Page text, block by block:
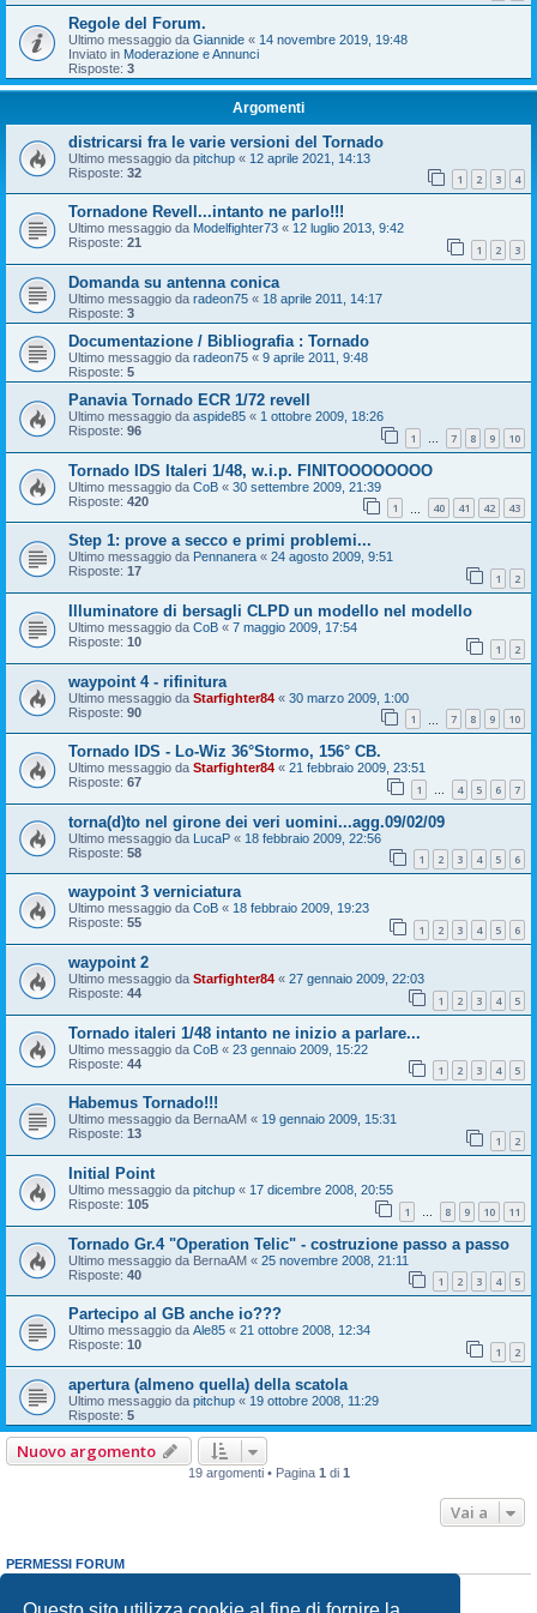
Regole del Forum.
Ultimo messaggio da Giannide « 14 novembre 2019, 19:48
Inviato in Moderazione e Annunci
Risposte: 3
Argomenti
districarsi fra le varie versioni del Tornado
Ultimo messaggio da pitchup « 12 aprile 2021, 14:13
Risposte: 32 1 2 3 4
Tornadone Revell...intanto ne parlo!!!
Ultimo messaggio da Modelfighter73 « 12 luglio 2013, 9:42
Risposte: 21 1 2 3
Domanda su antenna conica
Ultimo messaggio da radeon75 « 18 aprile 2011, 14:17
Risposte: 3
Documentazione / Bibliografia : Tornado
Ultimo messaggio da radeon75 « 9 aprile 2011, 9:48
Risposte: 5
Panavia Tornado ECR 1/72 revell
Ultimo messaggio da aspide85 « 1 ottobre 2009, 18:26
Risposte: 96 1 … 7 8 9 10
Tornado IDS Italeri 1/48, w.i.p. FINITOOOOOOOO
Ultimo messaggio da CoB « 30 settembre 2009, 21:39
Risposte: 420 1 40 41 42 43
Step 1: prove a secco e primi problemi...
Ultimo messaggio da Pennanera « 24 agosto 2009, 9:51
Risposte: 17 1 2
Illuminatore di bersagli CLPD un modello nel modello
Ultimo messaggio da CoB « 7 maggio 2009, 17:54
Risposte: 10 1 2
waypoint 4 - rifinitura
Ultimo messaggio da Starfighter84 « 30 marzo 2009, 1:00
Risposte: 90 1 7 8 9 10
Tornado IDS - Lo-Wiz 36°Stormo, 156° CB.
Ultimo messaggio da Starfighter84 « 21 febbraio 2009, 23:51
Risposte: 67 1 … 4 5 6 7
torna(d)to nel girone dei veri uomini...agg.09/02/09
Ultimo messaggio da LucaP « 18 febbraio 2009, 22:56
Risposte: 58 1 2 3 4 5 6
waypoint 3 verniciatura
Ultimo messaggio da CoB « 18 febbraio 2009, 19:23
Risposte: 55 1 2 3 4 5 6
waypoint 2
Ultimo messaggio da Starfighter84 « 27 gennaio 2009, 22:03
Risposte: 44 1 2 3 4 5
Tornado italeri 1/48 intanto ne inizio a parlare...
Ultimo messaggio da CoB « 23 gennaio 2009, 15:22
Risposte: 44 1 2 3 4 5
Habemus Tornado!!!
Ultimo messaggio da BernaAM « 19 gennaio 2009, 15:31
Risposte: 13 1 2
Initial Point
Ultimo messaggio da pitchup « 17 dicembre 2008, 20:55
Risposte: 105 1 … 8 9 10 11
Tornado Gr.4 "Operation Telic" - costruzione passo a passo
Ultimo messaggio da BernaAM « 25 novembre 2008, 21:11
Risposte: 40 1 2 3 4 5
Partecipo al GB anche io???
Ultimo messaggio da Ale85 « 21 ottobre 2008, 12:34
Risposte: 10 1 2
apertura (almeno quella) della scatola
Ultimo messaggio da pitchup « 19 ottobre 2008, 11:29
Risposte: 5
Nuovo argomento
19 argomenti • Pagina 1 di 1
Vai a
PERMESSI FORUM
Non puoirispondere negli argomenti